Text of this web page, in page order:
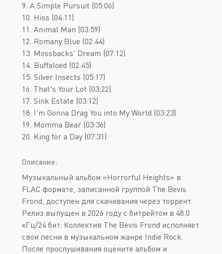
9. A Simple Pursuit (05:06)
10. Hiss (04:11)
11. Animal Man (03:59)
12. Romany Blue (02:44)
13. Mossbacks' Dream (07:12)
14. Buffaloed (02:45)
15. Silver Insects (05:17)
16. That's Your Lot (03:22)
17. Sink Estate (03:12)
18. I'm Gonna Drag You into My World (03:23)
19. Momma Bear (03:36)
20. King for a Day (07:31)
Описание:
Музыкальный альбом «Horrorful Heights» в
FLAC формате, записанной группой The Bevis
Frond, доступен для скачивания через торрент.
Релиз выпущен в 2026 году с битрейтом в 48.0
кГц/24 бит. Коллектив The Bevis Frond исполняет
свои песни в музыкальном жанре Indie Rock.
После прослушивания оцените альбом и